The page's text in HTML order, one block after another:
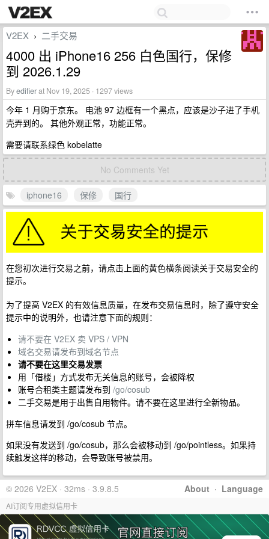
V2EX › 二手交易
4000 出 iPhone16 256 白色国行，保修
到 2026.1.29
Byedifierat Nov 19, 2025 · 1297 views
今年 1 月购于京东。 电池 97 边框有一个黑点，应该是沙子进了手机
壳弄到的。 其他外观正常，功能正常。
需要请联系绿色 kobelatte
No Comments Yet
iphone16 保修 国行
在您初次进行交易之前，请点击上面的黄色横条阅读关于交易安全的
提示。
为了提高 V2EX 的有效信息质量，在发布交易信息时，除了遵守安全
提示中的说明外，也请注意下面的规则：
请不要在 V2EX 卖 VPS / VPN
域名交易请发布到域名节点
请不要在这里交易发票
用「借楼」方式发布无关信息的账号，会被降权
账号合租类主题请发布到 /go/cosub
二手交易是用于出售自用物件。请不要在这里进行全新物品。
拼车信息请发到 /go/cosub 节点。
如果没有发送到 /go/cosub，那么会被移动到 /go/pointless。如果持
续触发这样的移动，会导致账号被禁用。
About · Language
© 2026 V2EX · 32ms · 3.9.8.5
AI订阅专用虚拟信用卡